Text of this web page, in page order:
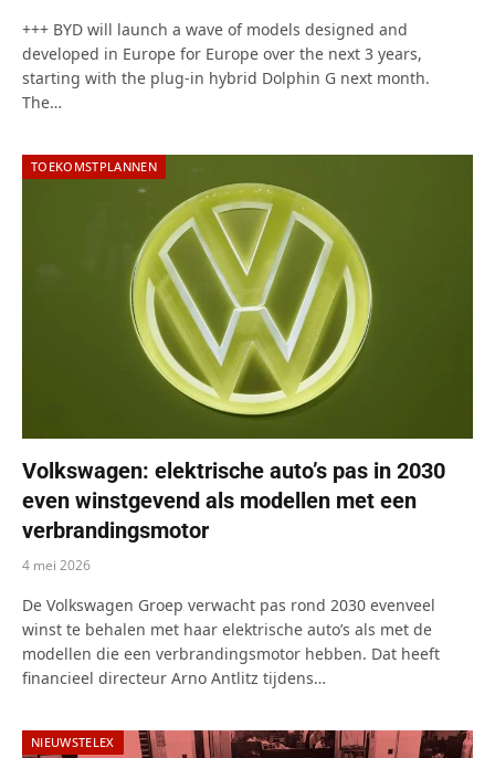
+++ BYD will launch a wave of models designed and
developed in Europe for Europe over the next 3 years,
starting with the plug-in hybrid Dolphin G next month.
The…
TOEKOMSTPLANNEN
Volkswagen: elektrische auto’s pas in 2030
even winstgevend als modellen met een
verbrandingsmotor
4 mei 2026
De Volkswagen Groep verwacht pas rond 2030 evenveel
winst te behalen met haar elektrische auto’s als met de
modellen die een verbrandingsmotor hebben. Dat heeft
financieel directeur Arno Antlitz tijdens…
NIEUWSTELEX